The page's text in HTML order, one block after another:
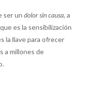
ser un dolor sin causa, a
es la sensibilización
la llave para ofrecer
a millones de